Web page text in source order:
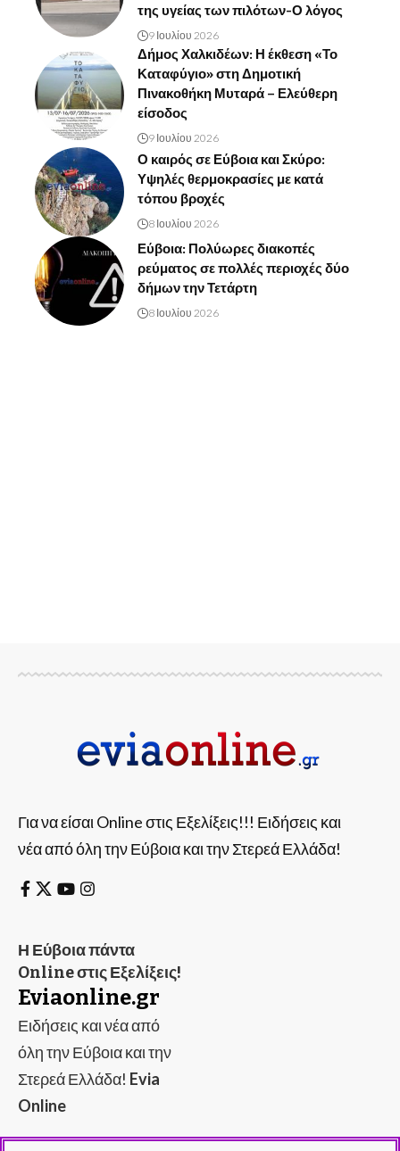
της υγείας των πιλότων-Ο λόγος
9 Ιουλίου 2026
Δήμος Χαλκιδέων: Η έκθεση «Το
Καταφύγιο» στη Δημοτική
Πινακοθήκη Μυταρά – Ελεύθερη
είσοδος
9 Ιουλίου 2026
Ο καιρός σε Εύβοια και Σκύρο:
Υψηλές θερμοκρασίες με κατά
τόπου βροχές
8 Ιουλίου 2026
Εύβοια: Πολύωρες διακοπές
ρεύματος σε πολλές περιοχές δύο
δήμων την Τετάρτη
8 Ιουλίου 2026
Για να είσαι Online στις Εξελίξεις!!! Ειδήσεις και
νέα από όλη την Εύβοια και την Στερεά Ελλάδα!
Η Εύβοια πάντα
Online στις Εξελίξεις!
Eviaonline.gr
Ειδήσεις και νέα από
όλη την Εύβοια και την
Στερεά Ελλάδα! Evia
Online